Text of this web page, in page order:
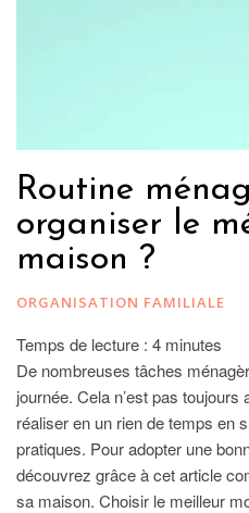
Routine
organiser le
maison ?
ORGANISATION FAMILIALE
Temps de lecture : 4 minutes
De nombreuses tâches
journée. Cela n’est pas
réaliser en un rien de temps en
pratiques. Pour adopter une
découvrez grâce à cet article
sa maison. Choisir le meilleur